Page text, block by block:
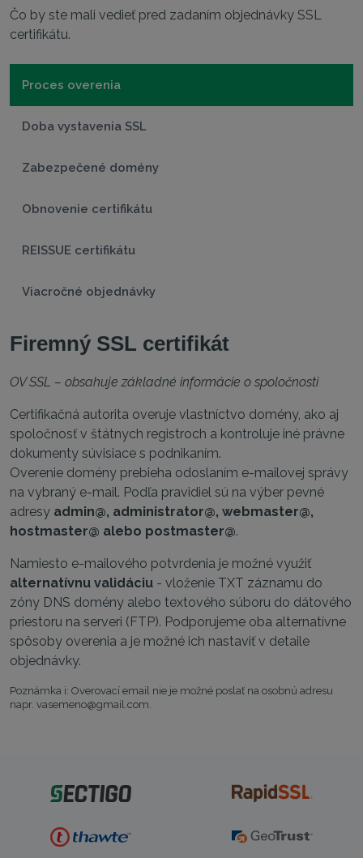
Čo by ste mali vedieť pred zadaním objednávky SSL
certifikátu.
Proces overenia
Doba vystavenia SSL
Zabezpečené domény
Obnovenie certifikátu
REISSUE certifikátu
Viacročné objednávky
Firemný SSL certifikát
OV SSL – obsahuje základné informácie o spoločnosti
Certifikačná autorita overuje vlastníctvo domény, ako aj
spoločnosť v štátnych registroch a kontroluje iné právne
dokumenty súvisiace s podnikaním.
Overenie domény prebieha odoslaním e-mailovej správy
na vybraný e-mail. Podľa pravidiel sú na výber pevné
adresy admin@, administrator@, webmaster@,
hostmaster@ alebo postmaster@.
Namiesto e-mailového potvrdenia je možné využiť
alternatívnu validáciu - vloženie TXT záznamu do
zóny DNS domény alebo textového súboru do dátového
priestoru na serveri (FTP). Podporujeme oba alternatívne
spôsoby overenia a je možné ich nastaviť v detaile
objednávky.
Poznámka i: Overovací email nie je možné poslať na osobnú adresu
napr. vasemeno@gmail.com.